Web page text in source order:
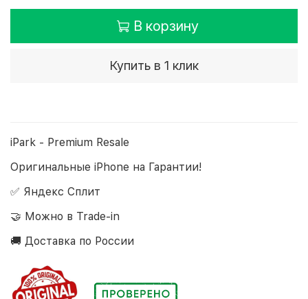
В корзину
Купить в 1 клик
iPark - Premium Resale
Оригинальные iPhone на Гарантии!
✅ Яндекс Сплит
🤝 Можно в Trade-in
🚚 Доставка по России